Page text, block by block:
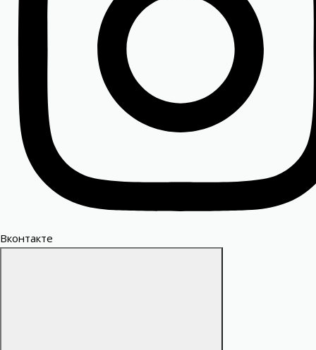
Вконтакте